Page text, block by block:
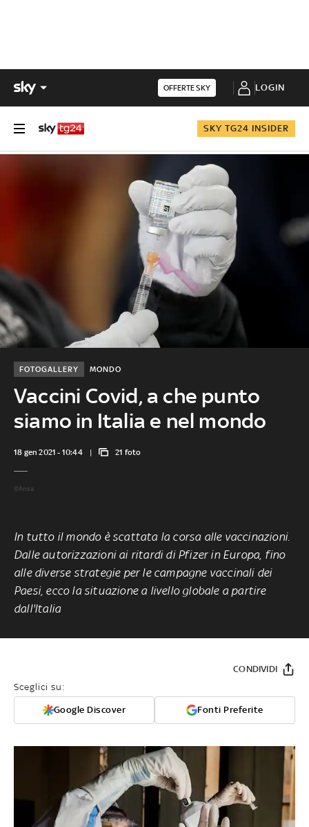
OFFERTE SKY LOGIN
SKY TG24 INSIDER
Vaccini Covid, a che punto
siamo in Italia e nel mondo
MONDO
FOTOGALLERY
18 gen 2021 - 10:44 21 foto
©Ansa
In tutto il mondo è scattata la corsa alle vaccinazioni.
Dalle autorizzazioni ai ritardi di Pfizer in Europa, fino
alle diverse strategie per le campagne vaccinali dei
Paesi, ecco la situazione a livello globale a partire
dall'Italia
Sceglici su:
Google Discover Fonti Preferite
CONDIVIDI